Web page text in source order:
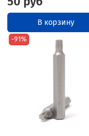
В корзину
-91%